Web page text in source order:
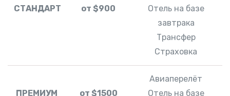
СТАНДАРТ от $900
Отель на базе
завтрака
Трансфер
Страховка
ПРЕМИУМ от $1500
Авиаперелёт
Отель на базе